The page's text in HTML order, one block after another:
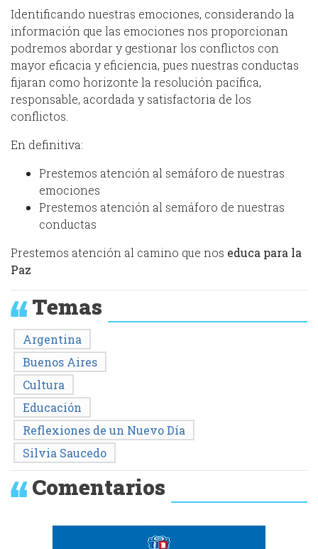
Identificando nuestras emociones, considerando la
información que las emociones nos proporcionan
podremos abordar y gestionar los conflictos con
mayor eficacia y eficiencia, pues nuestras conductas
fijaran como horizonte la resolución pacífica,
responsable, acordada y satisfactoria de los
conflictos.
En definitiva:
Prestemos atención al semáforo de nuestras
emociones
Prestemos atención al semáforo de nuestras
conductas
Prestemos atención al camino que nos educa para la
Paz
Temas
Argentina
Buenos Aires
Cultura
Educación
Reflexiones de un Nuevo Día
Silvia Saucedo
Comentarios